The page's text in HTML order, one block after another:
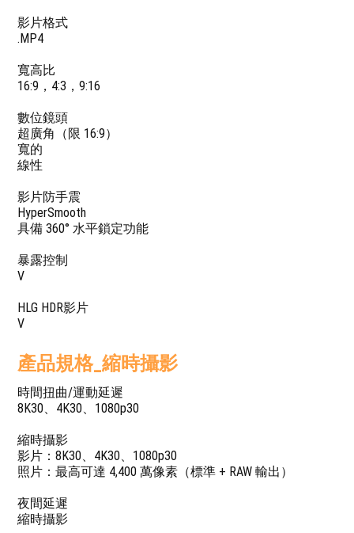
影片格式
.MP4
寬高比
16:9，4:3，9:16
數位鏡頭
超廣角（限 16:9）
寬的
線性
影片防手震
HyperSmooth
具備 360° 水平鎖定功能
暴露控制
V
HLG HDR影片
V
產品規格_縮時攝影
時間扭曲/運動延遲
8K30、4K30、1080p30
縮時攝影
影片：8K30、4K30、1080p30
照片：最高可達 4,400 萬像素（標準 + RAW 輸出）
夜間延遲
縮時攝影